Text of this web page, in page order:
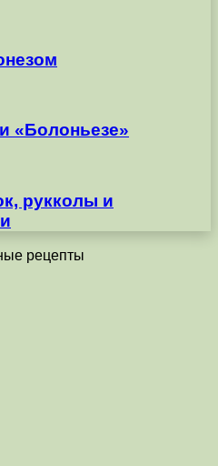
«Болоньезе»
рукколы и
рецепты